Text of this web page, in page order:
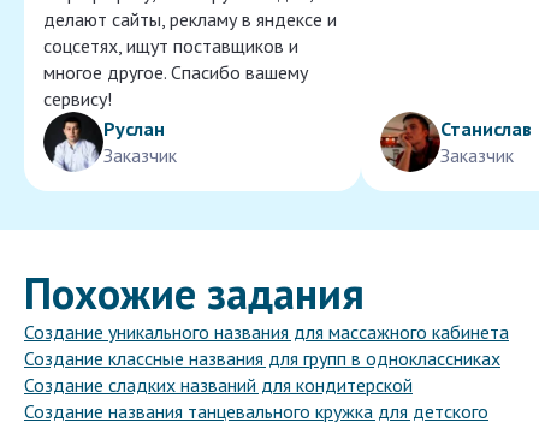
делают сайты, рекламу в яндексе и
соцсетях, ищут поставщиков и
многое другое. Спасибо вашему
сервису!
Руслан
Заказчик
Станислав
Заказчик
Похожие задания
Создание уникального названия для массажного кабинета
Создание классные названия для групп в одноклассниках
Создание сладких названий для кондитерской
Создание названия танцевального кружка для детского